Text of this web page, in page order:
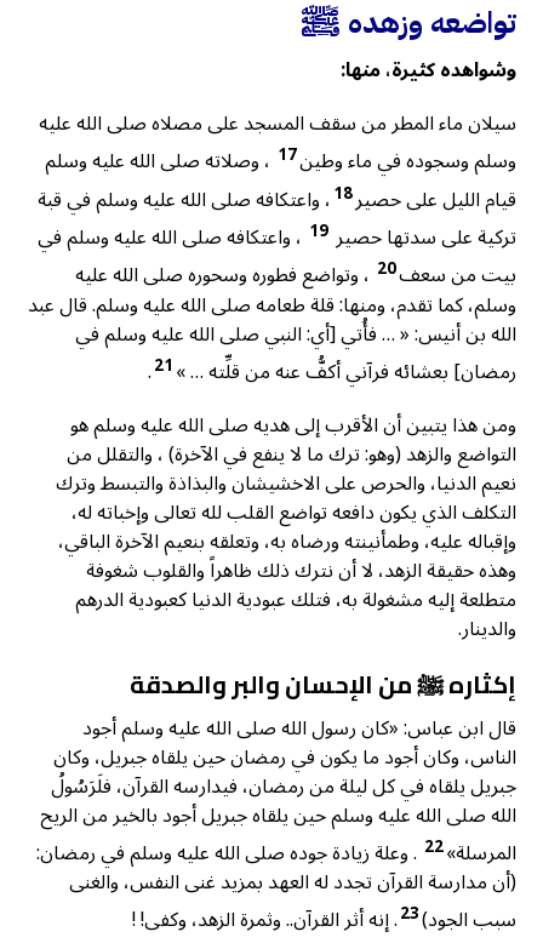
تواضعه وزهده ﷺ
وشواهده كثيرة، منها:
سيلان ماء المطر من سقف المسجد على مصلاه صلى الله عليه
وسلم وسجوده في ماء وطين17 ، وصلاته صلى الله عليه وسلم
قيام الليل على حصير18، واعتكافه صلى الله عليه وسلم في قبة
تركية على سدتها حصير 19 ، واعتكافه صلى الله عليه وسلم في
بيت من سعف20 ، وتواضع فطوره وسحوره صلى الله عليه
وسلم، كما تقدم، ومنها: قلة طعامه صلى الله عليه وسلم. قال عبد
الله بن أنيس: « … فأُتي [أي: النبي صلى الله عليه وسلم في
رمضان] بعشائه فرآني أكفُّ عنه من قلِّته … »21
.
ومن هذا يتبين أن الأقرب إلى هديه صلى الله عليه وسلم هو
التواضع والزهد (وهو: ترك ما لا ينفع في الآخرة) ، والتقلل من
نعيم الدنيا، والحرص على الاخشيشان والبذاذة والتبسط وترك
التكلف الذي يكون دافعه تواضع القلب لله تعالى وإخباته له،
وإقباله عليه، وطمأنينته ورضاه به، وتعلقه بنعيم الآخرة الباقي،
وهذه حقيقة الزهد، لا أن نترك ذلك ظاهراً والقلوب شغوفة
متطلعة إليه مشغولة به، فتلك عبودية الدنيا كعبودية الدرهم
والدينار.
إكثاره ﷺ من الإحسان والبر والصدقة
قال ابن عباس: «كان رسول الله صلى الله عليه وسلم أجود
الناس، وكان أجود ما يكون في رمضان حين يلقاه جبريل، وكان
جبريل يلقاه في كل ليلة من رمضان، فيدارسه القرآن، فلَرَسُولُ
الله صلى الله عليه وسلم حين يلقاه جبريل أجود بالخير من الريح
المرسلة»22 . وعلة زيادة جوده صلى الله عليه وسلم في رمضان:
(أن مدارسة القرآن تجدد له العهد بمزيد غنى النفس، والغنى
سبب الجود)23. إنه أثر القرآن.. وثمرة الزهد، وكفى! !